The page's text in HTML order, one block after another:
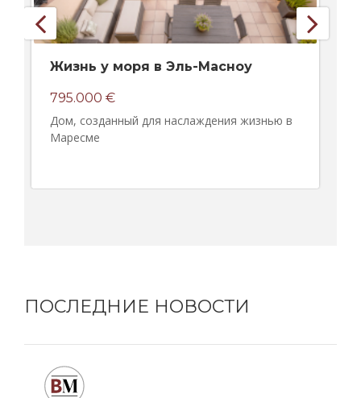
Жизнь у моря в Эль-Масноу
795.000 €
Дом, созданный для наслаждения жизнью в
Маресме
ПОСЛЕДНИЕ НОВОСТИ